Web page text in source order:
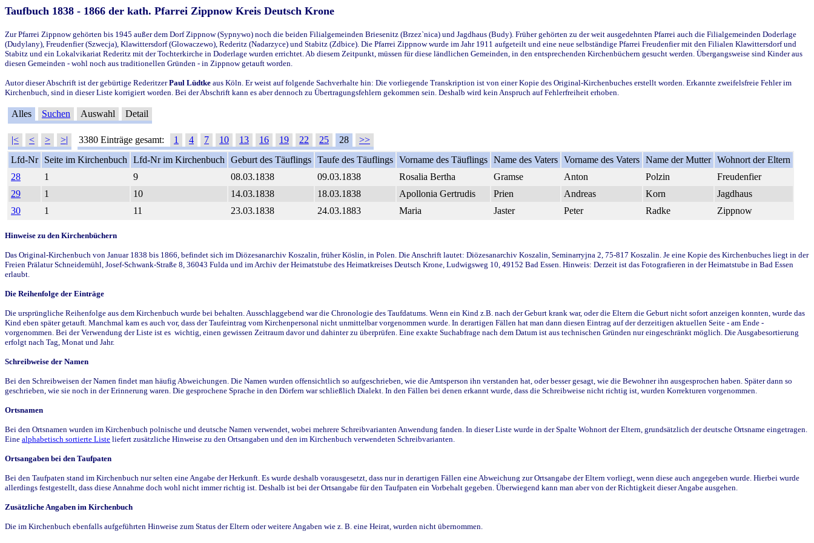
Taufbuch 1838 - 1866 der kath. Pfarrei Zippnow Kreis Deutsch Krone
Zur Pfarrei Zippnow gehörten bis 1945 außer dem Dorf Zippnow (Sypnywo) noch die beiden Filialgemeinden Briesenitz (Brzez`nica) und Jagdhaus (Budy). Früher gehörten zu der weit ausgedehnten Pfarrei auch die Filialgemeinden Doderlage
(Dudylany), Freudenfier (Szwecja), Klawittersdorf (Glowaczewo), Rederitz (Nadarzyce) und Stabitz (Zdbice). Die Pfarrei Zippnow wurde im Jahr 1911 aufgeteilt und eine neue selbständige Pfarrei Freudenfier mit den Filialen Klawittersdorf und
Stabitz und ein Lokalvikariat Rederitz mit der Tochterkirche in Doderlage wurden errichtet. Ab diesem Zeitpunkt, müssen für diese ländlichen Gemeinden, in den entsprechenden Kirchenbüchern gesucht werden. Übergangsweise sind Kinder aus
diesen Gemeinden - wohl noch aus traditionellen Gründen - in Zippnow getauft worden.
Autor dieser Abschrift ist der gebürtige RederitzerPaul Lüdtke aus Köln. Er weist auf folgende Sachverhalte hin: Die vorliegende Transkription ist von einer Kopie des Original-Kirchenbuches erstellt worden. Erkannte zweifelsfreie Fehler im
Kirchenbuch, sind in dieser Liste korrigiert worden. Bei der Abschrift kann es aber dennoch zu Übertragungsfehlern gekommen sein. Deshalb wird kein Anspruch auf Fehlerfreiheit erhoben.
Alles Suchen Auswahl Detail
|< < > >| 3380 Einträge gesamt: 1 4 7 10 13 16 19 22 25 28
>>
Lfd-Nr
Seite im Kirchenbuch Lfd-Nr im Kirchenbuch Geburt des Täuflings Taufe des Täuflings Vorname des Täuflings Name des Vaters Vorname des Vaters Name der Mutter Wohnort der Eltern
28
1 9 08.03.1838 09.03.1838 Rosalia Bertha Gramse Anton Polzin
Freudenfier
29
1 10 14.03.1838 18.03.1838 Apollonia Gertrudis Prien Andreas Korn
Jagdhaus
30
1 11 23.03.1838 24.03.1883 Maria Jaster Peter Radke Zippnow
Hinweise zu den Kirchenbüchern
Das Original-Kirchenbuch von Januar 1838 bis 1866, befindet sich im Diözesanarchiv Koszalin, früher Köslin, in Polen. Die Anschrift lautet: Diözesanarchiv Koszalin, Seminarryjna 2, 75-817 Koszalin. Je eine Kopie des Kirchenbuches liegt in der
Freien Prälatur Schneidemühl, Josef-Schwank-Straße 8, 36043 Fulda und im Archiv der Heimatstube des Heimatkreises Deutsch Krone, Ludwigsweg 10, 49152 Bad Essen. Hinweis: Derzeit ist das Fotografieren in der Heimatstube in Bad Essen
erlaubt.
Die Reihenfolge der Einträge
Die ursprüngliche Reihenfolge aus dem Kirchenbuch wurde bei behalten. Ausschlaggebend war die Chronologie des Taufdatums. Wenn ein Kind z.B. nach der Geburt krank war, oder die Eltern die Geburt nicht sofort anzeigen konnten, wurde das
Kind eben später getauft. Manchmal kam es auch vor, dass der Taufeintrag vom Kirchenpersonal nicht unmittelbar vorgenommen wurde. In derartigen Fällen hat man dann diesen Eintrag auf der derzeitigen aktuellen Seite - am Ende -
vorgenommen. Bei der Verwendung der Liste ist es wichtig, einen gewissen Zeitraum davor und dahinter zu überprüfen. Eine exakte Suchabfrage nach dem Datum ist aus technischen Gründen nur eingeschränkt möglich. Die Ausgabesortierung
erfolgt nach Tag, Monat und Jahr.
Schreibweise der Namen
Bei den Schreibweisen der Namen findet man häufig Abweichungen. Die Namen wurden offensichtlich so aufgeschrieben, wie die Amtsperson ihn verstanden hat, oder besser gesagt, wie die Bewohner ihn ausgesprochen haben. Später dann so
geschrieben, wie sie noch in der Erinnerung waren. Die gesprochene Sprache in den Dörfern war schließlich Dialekt. In den Fällen bei denen erkannt wurde, dass die Schreibweise nicht richtig ist, wurden Korrekturen vorgenommen.
Ortsnamen
Bei den Ortsnamen wurden im Kirchenbuch polnische und deutsche Namen verwendet, wobei mehrere Schreibvarianten Anwendung fanden. In dieser Liste wurde in der Spalte Wohnort der Eltern, grundsätzlich der deutsche Ortsname eingetragen.
Eine alphabetisch sortierte Liste liefert zusätzliche Hinweise zu den Ortsangaben und den im Kirchenbuch verwendeten Schreibvarianten.
Ortsangaben bei den Taufpaten
Bei den Taufpaten stand im Kirchenbuch nur selten eine Angabe der Herkunft. Es wurde deshalb vorausgesetzt, dass nur in derartigen Fällen eine Abweichung zur Ortsangabe der Eltern vorliegt, wenn diese auch angegeben wurde. Hierbei wurde
allerdings festgestellt, dass diese Annahme doch wohl nicht immer richtig ist. Deshalb ist bei der Ortsangabe für den Taufpaten ein Vorbehalt gegeben. Überwiegend kann man aber von der Richtigkeit dieser Angabe ausgehen.
Zusätzliche Angaben im Kirchenbuch
Die im Kirchenbuch ebenfalls aufgeführten Hinweise zum Status der Eltern oder weitere Angaben wie z. B. eine Heirat, wurden nicht übernommen.